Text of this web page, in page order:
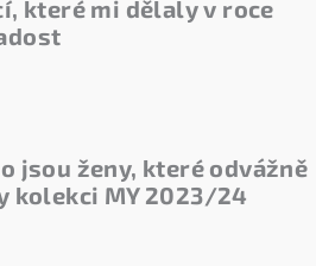
které mi dělaly v roce
jsou ženy, které odvážně
kolekci MY 2023/24